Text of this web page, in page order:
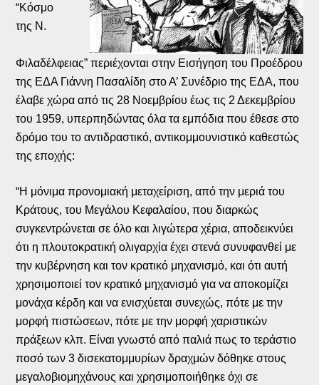
“Κόσμο
της Ν.
Φιλαδέλφειας” περιέχονται στην Εισήγηση του Προέδρου
της ΕΔΑ Γιάννη Πασαλίδη στο Α’ Συνέδριο της ΕΔΑ, που
έλαβε χώρα από τις 28 Νοεμβρίου έως τις 2 Δεκεμβρίου
του 1959, υπερπηδώντας όλα τα εμπόδια που έθεσε στο
δρόμο του το αντιδραστικό, αντικομμουνιστικό καθεστώς
της εποχής:
“Η μόνιμα προνομιακή μεταχείριση, από την μεριά του
Κράτους, του Μεγάλου Κεφαλαίου, που διαρκώς
συγκεντρώνεται σε όλο και λιγώτερα χέρια, αποδεικνύει
ότι η πλουτοκρατική ολιγαρχία έχει στενά συνυφανθεί με
την κυβέρνηση και τον κρατικό μηχανισμό, και ότι αυτή
χρησιμοποιεί τον κρατικό μηχανισμό για να αποκομίζει
μονάχα κέρδη και να ενισχύεται συνεχώς, πότε με την
μορφή πιστώσεων, πότε με την μορφή χαριστικών
πράξεων κλπ. Είναι γνωστό από παλιά πως το τεράστιο
ποσό των 3 δισεκατομμυρίων δραχμών δόθηκε στους
μεγαλοβιομηχάνους και χρησιμοποιήθηκε όχι σε